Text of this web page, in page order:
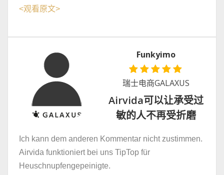
<观看原文>
Funkyimo
瑞士电商GALAXUS
Airvida可以让承受过
敏的人不再受折磨
Ich kann dem anderen Kommentar nicht zustimmen.
Airvida funktioniert bei uns TipTop für
Heuschnupfengepeinigte.